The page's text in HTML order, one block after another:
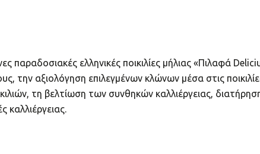
παραδοσιακές ελληνικές ποικιλίες μήλιας «Πιλαφά
την αξιολόγηση επιλεγμένων κλώνων μέσα στις
τη βελτίωση των συνθηκών καλλιέργειας,
καλλιέργειας.